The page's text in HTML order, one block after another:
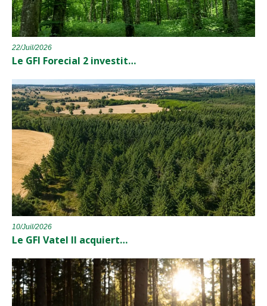
22/Juil/2026
Le GFI Forecial 2 investit…
10/Juil/2026
Le GFI Vatel II acquiert…